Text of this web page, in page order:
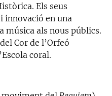
Els seus
innovació en una
música als nous públics.
Cor de l’Orfeó
coral.